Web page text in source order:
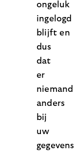
ongeluk
ingelogd
blijft en
dus
dat
er
niemand
anders
bij
uw
gegevens